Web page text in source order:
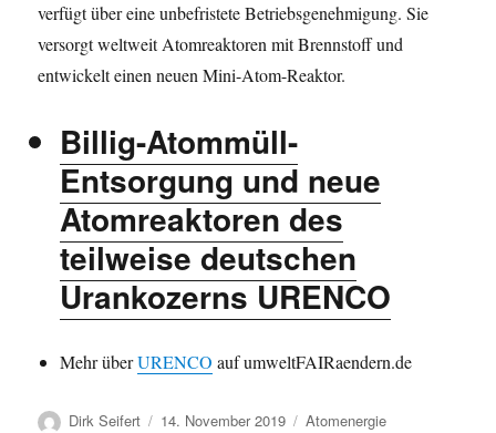
verfügt über eine unbefristete Betriebsgenehmigung. Sie
versorgt weltweit Atomreaktoren mit Brennstoff und
entwickelt einen neuen Mini-Atom-Reaktor.
Billig-Atommüll-
Entsorgung und neue
Atomreaktoren des
teilweise deutschen
Urankozerns URENCO
Mehr überURENCO auf umweltFAIRaendern.de
Autor
Dirk Seifert
Veröffentlicht
14. November 2019 Kategorien
Atomenergie